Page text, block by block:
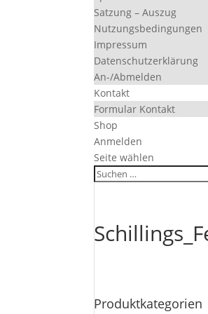
Satzung – Auszug
Nutzungsbedingungen
Impressum
Datenschutzerklärung
An-/Abmelden
Kontakt
Formular Kontakt
Shop
Anmelden
Seite wählen
Produktkategorien